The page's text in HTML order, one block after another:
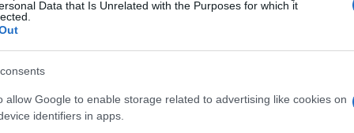
Data that Is Unrelated with the Purposes for which it
allow Google to enable storage related to advertising like cookies on
identifiers in apps.
az építési engedélyét, az 5. blokki
vagy éppen azét az irodaházét, ahol most is
Az Engedélyezési Osztály vele együtt nyolcfős
lefolytatásáért, menedzseléséért. – Az
ütemezés szerint halad a beruházás. Erre
milyen eljárásokat, melyik hatóságnál
legfontosabb cél, hogy valamennyi engedély a